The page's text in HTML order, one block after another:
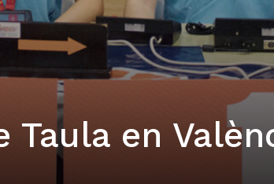
Taula en